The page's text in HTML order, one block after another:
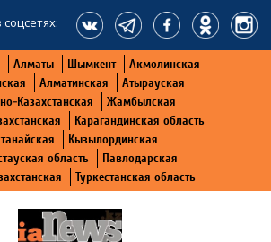
Алматы Шымкент
Акмолинская
Алматинская
Атырауская
Казахстанская
Жамбылская
Карагандинская область
Кызылординская
область
Павлодарская
Туркестанская область